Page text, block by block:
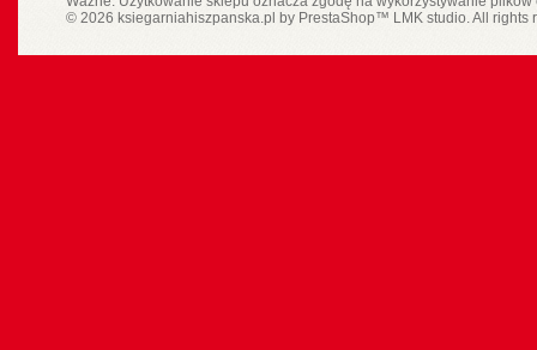
© 2026 ksiegarniahiszpanska.pl by PrestaShop™ LMK studio. All rights